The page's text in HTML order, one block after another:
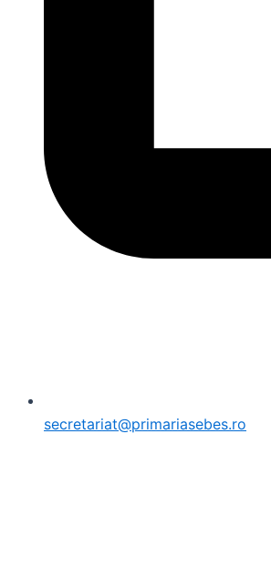
secretariat@primariasebes.ro